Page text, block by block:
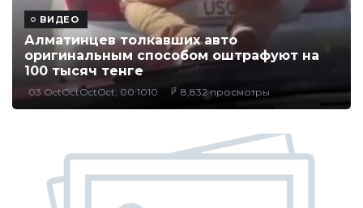
ВИДЕО
Алматинцев толкавших авто
оригинальным способом оштрафуют на
100 тысяч тенге
03 OctOctOctOct, 00:1010 8,832 просмотры